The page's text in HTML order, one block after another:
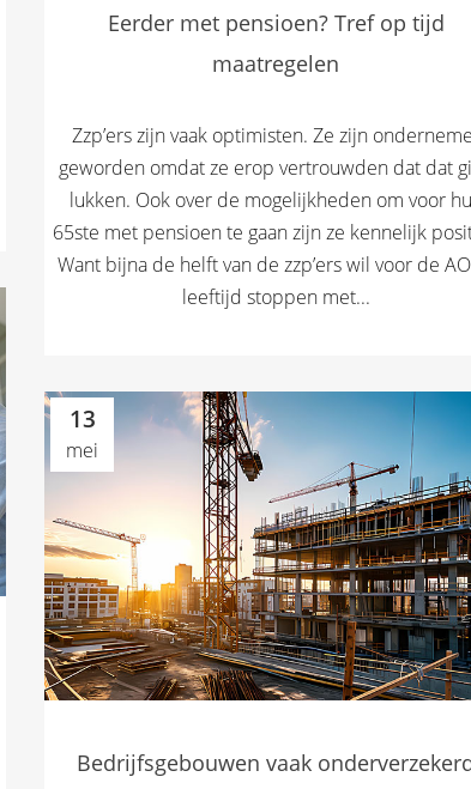
Eerder met pensioen? Tref op tijd
maatregelen
Zzp’ers zijn vaak optimisten. Ze zijn
geworden omdat ze erop vertrouwden dat dat
lukken. Ook over de mogelijkheden om voor
65ste met pensioen te gaan zijn ze kennelijk
Want bijna de helft van de zzp’ers wil voor de
leeftijd stoppen met...
13
mei
Bedrijfsgebouwen vaak